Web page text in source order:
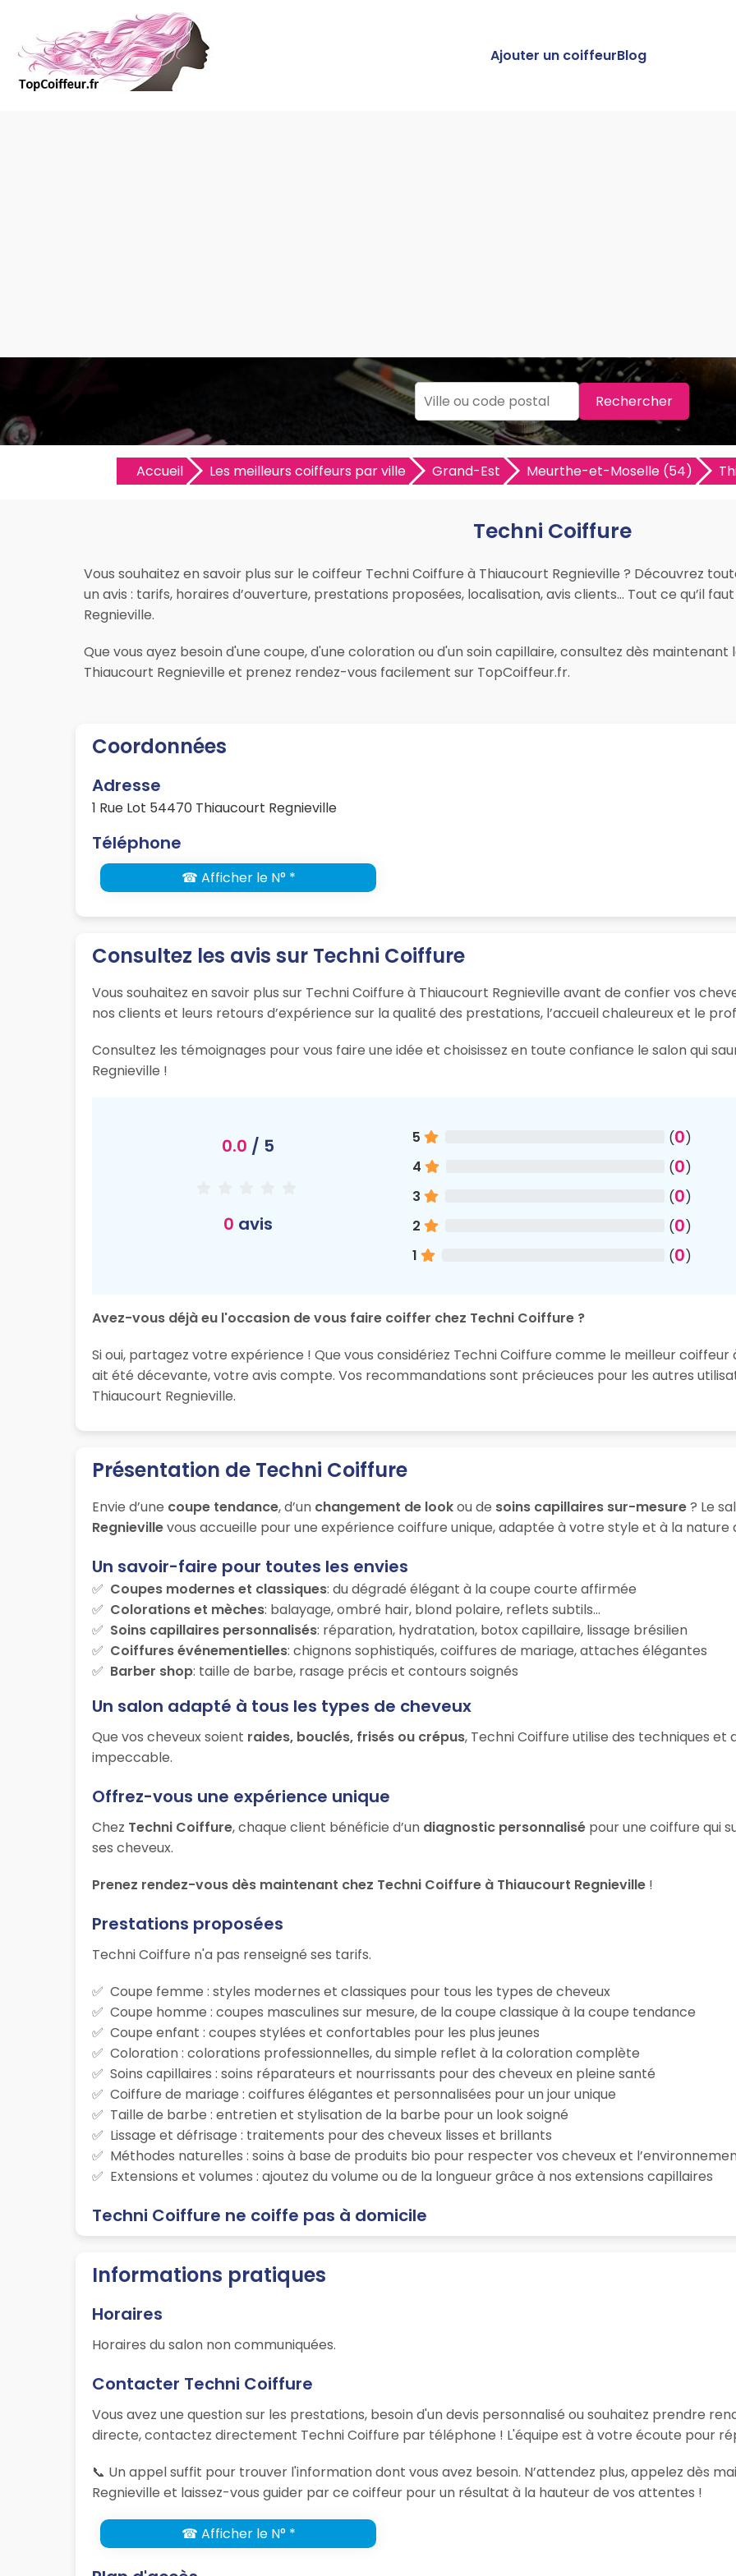
Ajouter un coiffeurBlog
Rechercher
Accueil Les meilleurs coiffeurs par ville Grand-Est Meurthe-et-Moselle (54)
Techni Coiffure
Vous souhaitez en savoir plus sur le coiffeur Techni Coiffure à Thiaucourt Regnieville ? Découvrez
un avis : tarifs, horaires d’ouverture, prestations proposées, localisation, avis clients… Tout ce qu’il
Regnieville.
Que vous ayez besoin d'une coupe, d'une coloration ou d'un soin capillaire, consultez dès
Thiaucourt Regnieville et prenez rendez-vous facilement sur TopCoiffeur.fr.
Coordonnées
Adresse
1 Rue Lot 54470 Thiaucourt Regnieville
Téléphone
☎ Afficher le N° *
Consultez les avis sur Techni Coiffure
Vous souhaitez en savoir plus sur Techni Coiffure à Thiaucourt Regnieville avant de confier vos
nos clients et leurs retours d’expérience sur la qualité des prestations, l’accueil chaleureux et le
Consultez les témoignages pour vous faire une idée et choisissez en toute confiance le salon qui
Regnieville !
0.0 / 5
0 avis
5 (0)
4
(0)
3
(0)
2
(0)
1
(0)
Avez-vous déjà eu l'occasion de vous faire coiffer chez Techni Coiffure ?
Si oui, partagez votre expérience ! Que vous considériez Techni Coiffure comme le meilleur
ait été décevante, votre avis compte. Vos recommandations sont précieuces pour les autres
Thiaucourt Regnieville.
Présentation de Techni Coiffure
Envie d’une coupe tendance, d’un changement de lookou de soins capillaires sur-mesure? Le
Regnievillevous accueille pour une expérience coiffure unique, adaptée à votre style et à la nature
Un savoir-faire pour toutes les envies
Coupes modernes et classiques: du dégradé élégant à la coupe courte affirmée
Colorations et mèches: balayage, ombré hair, blond polaire, reflets subtils…
Soins capillaires personnalisés: réparation, hydratation, botox capillaire, lissage brésilien
Coiffures événementielles: chignons sophistiqués, coiffures de mariage, attaches élégantes
Barber shop: taille de barbe, rasage précis et contours soignés
Un salon adapté à tous les types de cheveux
Que vos cheveux soient raides, bouclés, frisés ou crépus, Techni Coiffure utilise des techniques
impeccable.
Offrez-vous une expérience unique
Chez Techni Coiffure, chaque client bénéficie d’un diagnostic personnalisé pour une coiffure qui
ses cheveux.
Prenez rendez-vous dès maintenant chez Techni Coiffure à Thiaucourt Regnieville !
Prestations proposées
Techni Coiffure n'a pas renseigné ses tarifs.
Coupe femme : styles modernes et classiques pour tous les types de cheveux
Coupe homme : coupes masculines sur mesure, de la coupe classique à la coupe tendance
Coupe enfant : coupes stylées et confortables pour les plus jeunes
Coloration : colorations professionnelles, du simple reflet à la coloration complète
Soins capillaires : soins réparateurs et nourrissants pour des cheveux en pleine santé
Coiffure de mariage : coiffures élégantes et personnalisées pour un jour unique
Taille de barbe : entretien et stylisation de la barbe pour un look soigné
Lissage et défrisage : traitements pour des cheveux lisses et brillants
Méthodes naturelles : soins à base de produits bio pour respecter vos cheveux et
Extensions et volumes : ajoutez du volume ou de la longueur grâce à nos extensions capillaires
Techni Coiffure ne coiffe pas à domicile
Informations pratiques
Horaires
Horaires du salon non communiquées.
Contacter Techni Coiffure
Vous avez une question sur les prestations, besoin d'un devis personnalisé ou souhaitez prendre
directe, contactez directement Techni Coiffure par téléphone ! L'équipe est à votre écoute pour
📞 Un appel suffit pour trouver l'information dont vous avez besoin. N’attendez plus, appelez dès
Regnieville et laissez-vous guider par ce coiffeur pour un résultat à la hauteur de vos attentes !
☎ Afficher le N° *